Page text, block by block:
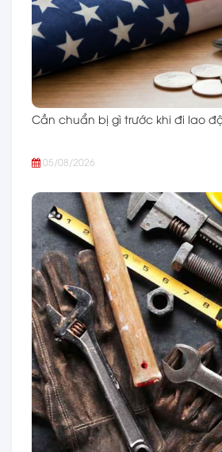
Cần chuẩn bị gì trước khi đi lao
05/08/2026